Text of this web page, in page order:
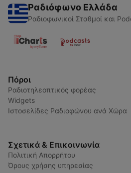
Ραδιόφωνο Ελλάδα
Ραδιοφωνικοί Σταθμοί και
Πόροι
Ραδιοτηλεοπτικός φορέας
Widgets
Ιστοσελίδες Ραδιοφώνου ανά Χώρα
Σχετικά & Επικοινωνία
Πολιτική Απορρήτου
Όρους χρήσης υπηρεσίας